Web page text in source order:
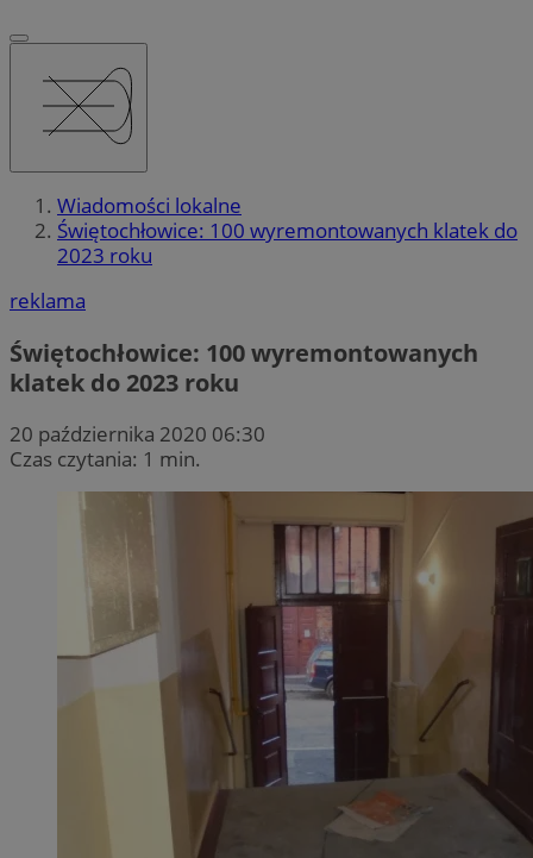
Wiadomości lokalne
Świętochłowice: 100 wyremontowanych klatek do
2023 roku
reklama
Świętochłowice: 100 wyremontowanych
klatek do 2023 roku
20 października 2020 06:30
Czas czytania: 1 min.